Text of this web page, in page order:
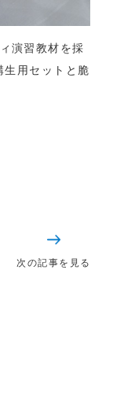
演習教材を採
生用セットと脆
次の記事を見る